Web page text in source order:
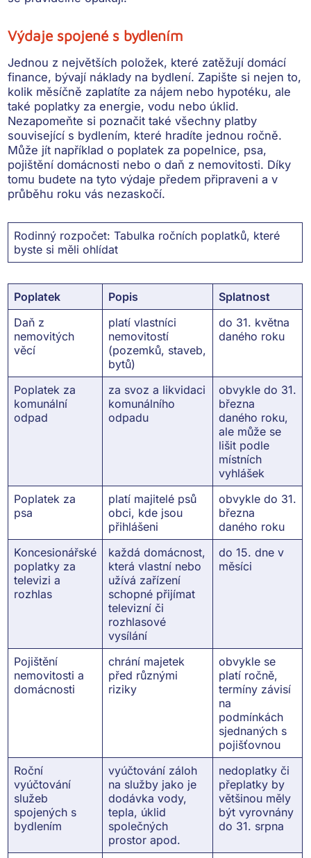
Výdaje spojené s bydlením
Jednou z největších položek, které zatěžují domácí
finance, bývají náklady na bydlení. Zapište si nejen to,
kolik měsíčně zaplatíte za nájem nebo hypotéku, ale
také poplatky za energie, vodu nebo úklid.
Nezapomeňte si poznačit také všechny platby
související s bydlením, které hradíte jednou ročně.
Může jít například o poplatek za popelnice, psa,
pojištění domácnosti nebo o daň z nemovitosti. Díky
tomu budete na tyto výdaje předem připraveni av
průběhu roku vás nezaskočí.
Rodinný rozpočet: Tabulka ročních poplatků, které
byste si měli ohlídat
Poplatek Popis
Splatnost
Daň z
nemovitých
věcí
platí vlastníci
nemovitostí
(pozemků, staveb,
bytů)
do 31. května
daného roku
Poplatek za
komunální
odpad
za svoz a likvidaci
komunálního
odpadu
obvykle do 31.
března
daného roku,
ale může se
lišit podle
místních
vyhlášek
Poplatek za
psa
platí majitelé psů
obci, kde jsou
přihlášeni
obvykle do 31.
března
daného roku
Koncesionářské
poplatky za
televizi a
rozhlas
každá domácnost,
která vlastní nebo
užívá zařízení
schopné přijímat
televizní či
rozhlasové
vysílání
do 15. dne v
měsíci
Pojištění
nemovitosti a
domácnosti
chrání majetek
před různými
riziky
obvykle se
platí ročně,
termíny závisí
na
podmínkách
sjednaných s
pojišťovnou
Roční
vyúčtování
služeb
spojených s
bydlením
vyúčtování záloh
na služby jako je
dodávka vody,
tepla, úklid
společných
prostor apod.
nedoplatky či
přeplatky by
většinou měly
být vyrovnány
do 31. srpna